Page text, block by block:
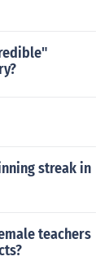
streak in
teachers